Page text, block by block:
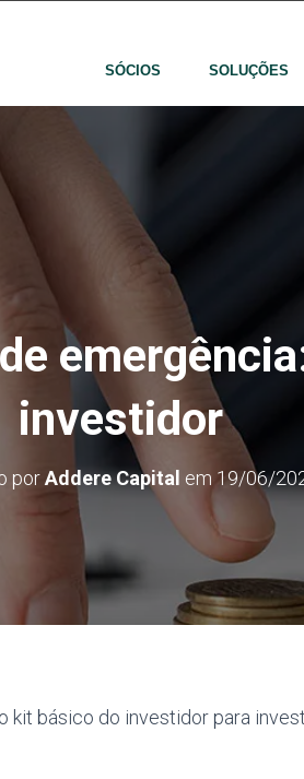
SÓCIOS SOLUÇÕES
investidor
porAddere Capital em 19/06/
kit básico do investidor para